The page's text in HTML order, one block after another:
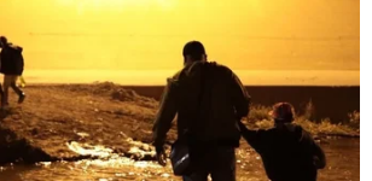
giới ngày 6/6, Bộ trưởng Tài
Zafrul Aziz cho biết chính phủ
chấp nhận khoản tiền bồi
tỷ USD (12,8 tỷ RM) từ Goldman
tới bê bối tại Quỹ đầu tư Nhà